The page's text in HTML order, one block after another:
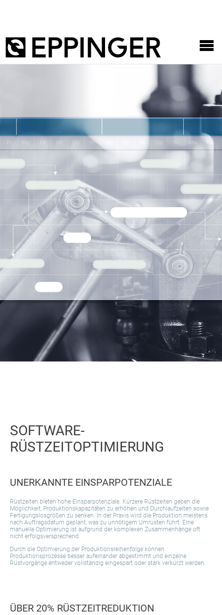
SOFTWARE-
RÜSTZEITOPTIMIERUNG
UNERKANNTE EINSPARPOTENZIALE
Rüstzeiten bieten hohe Einsparpotenziale. Kürzere Rüstzeiten geben die
Möglichkeit, Produktionskapazitäten zu erhöhen und Durchlaufzeiten sowie
Fertigungslosgrößen zu senken. In der Praxis wird die Produktion meistens
nach Auftragsdatum geplant, was zu unnötigem Umrüsten führt. Eine
manuelle Optimierung ist aufgrund der komplexen Zusammenhänge oft
nicht erfolgsversprechend.
Durch die Optimierung der Produktionsreihenfolge können
Produktionsprozesse besser aufeinander abgestimmt und einzelne
Rüstvorgänge entweder vollständig eingespart oder stark verkürzt werden.
ÜBER 20% RÜSTZEITREDUKTION